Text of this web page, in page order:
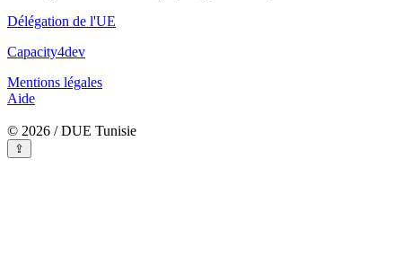
Délégation de l'UE
Capacity4dev
Mentions légales
Aide
© 2026 / DUE Tunisie
⇪